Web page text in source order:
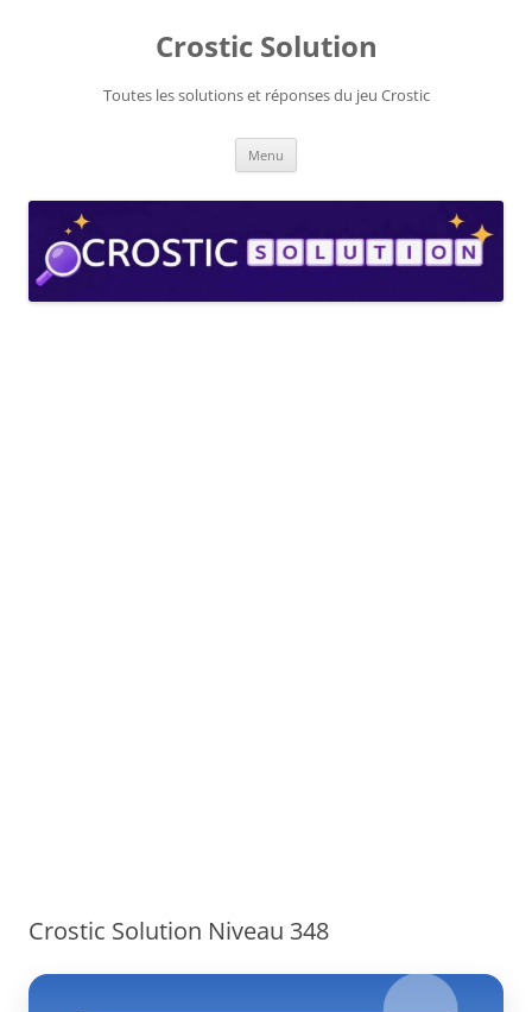
Crostic Solution
Toutes les solutions et réponses du jeu Crostic
Menu
Crostic Solution Niveau 348